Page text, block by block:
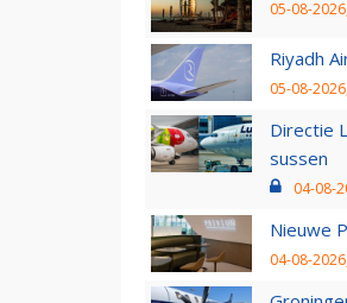
05-08-
Riyadh
05-08-
Directie
sussen
04-08-
Nieuwe
04-08-